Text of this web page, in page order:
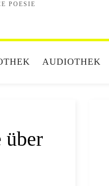
POESIE
AUDIOTHEK
über